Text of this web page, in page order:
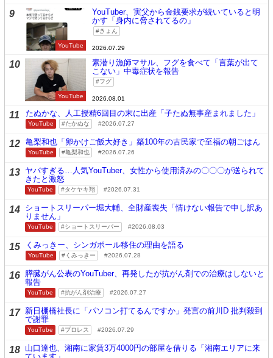
9
YouTube
YouTuber、実父から金銭要求が続いていると明
かす「身内に脅されてるの」
きょん
2026.07.29
10
YouTube
素潜り漁師マサル、フグを食べて「言葉が出て
こない」中毒症状を報告
フグ
2026.08.01
11 たぬかな、人工授精6回目の末に出産「子たぬ無事産まれました」
YouTube たかぬな 2026.07.27
12 亀梨和也「卵かけご飯大好き」築100年の古民家で至福の朝ごはん
YouTube 亀梨和也 2026.07.26
13 ヤバすぎる…人気YouTuber、女性から使用済みの〇〇〇が送られて
きたと激怒
YouTube タケヤキ翔 2026.07.31
14 ショートスリーパー堀大輔、全財産喪失「情けない報告で申し訳あ
りません」
YouTube ショートスリーパー 2026.08.03
15 くみっきー、シンガポール移住の理由を語る
YouTube くみっきー 2026.07.28
16 膵臓がん公表のYouTuber、再発したが抗がん剤での治療はしないと
報告
YouTube 抗がん剤治療 2026.07.27
17 新日棚橋社長に「パソコン打てるんですか」発言の前川D 批判殺到
で謝罪
YouTube プロレス 2026.07.29
18 山口達也、湘南に家賃3万4000円の部屋を借りる「湘南エリアに来